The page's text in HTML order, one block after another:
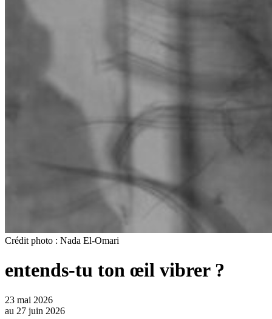
Crédit photo : Nada El-Omari
entends-tu ton œil vibrer ?
23 mai 2026
au 27 juin 2026